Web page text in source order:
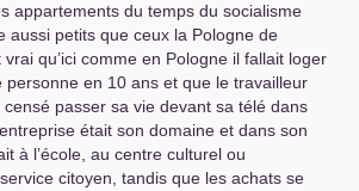
appartements du temps du socialisme
aussi petits que ceux la Pologne de
qu’ici comme en Pologne il fallait loger
personne en 10 ans et que le travailleur
censé passer sa vie devant sa télé dans
était son domaine et dans son
à l’école, au centre culturel ou
citoyen, tandis que les achats se